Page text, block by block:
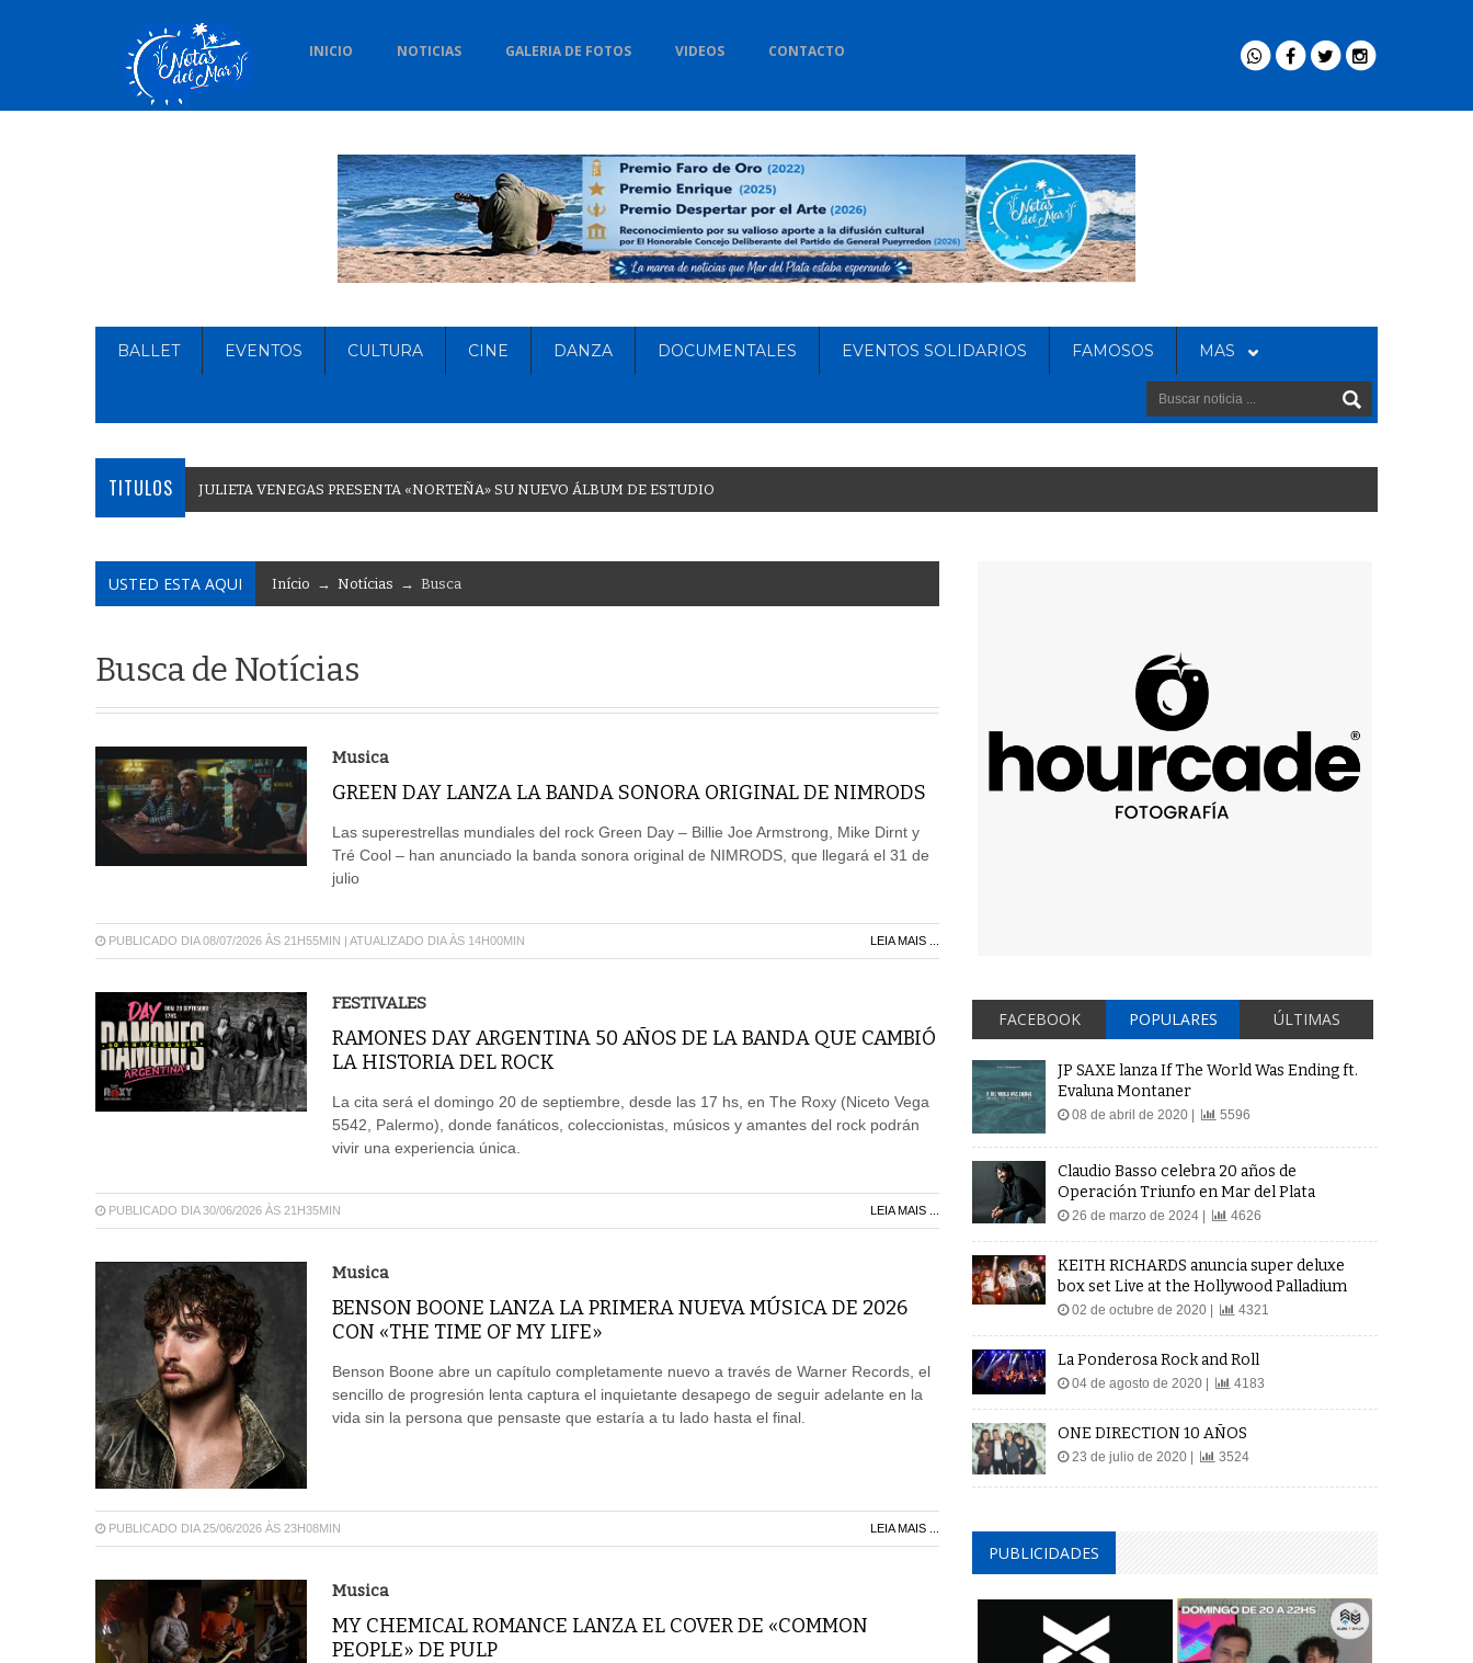
INICIO NOTICIAS GALERIA DE FOTOS VIDEOS CONTACTO
BALLET EVENTOS CULTURA CINE DANZA DOCUMENTALES EVENTOS SOLIDARIOS FAMOSOS MAS
TITULOS JULIETA VENEGAS PRESENTA «NORTEÑA» SU NUEVO ÁLBUM DE ESTUDIO
USTED ESTA AQUI Início → Notícias → Busca
Busca de Notícias
Musica
GREEN DAY LANZA LA BANDA SONORA ORIGINAL DE NIMRODS
Las superestrellas mundiales del rock Green Day – Billie Joe Armstrong, Mike Dirnt y
Tré Cool – han anunciado la banda sonora original de NIMRODS, que llegará el 31 de
julio
PUBLICADO DIA 08/07/2026 ÀS 21H55MIN | ATUALIZADO DIA ÀS 14H00MIN LEIA MAIS ...
FESTIVALES
RAMONES DAY ARGENTINA 50 AÑOS DE LA BANDA QUE CAMBIÓ
LA HISTORIA DEL ROCK
La cita será el domingo 20 de septiembre, desde las 17 hs, en The Roxy (Niceto Vega
5542, Palermo), donde fanáticos, coleccionistas, músicos y amantes del rock podrán
vivir una experiencia única.
PUBLICADO DIA 30/06/2026 ÀS 21H35MIN LEIA MAIS ...
Musica
BENSON BOONE LANZA LA PRIMERA NUEVA MÚSICA DE 2026
CON «THE TIME OF MY LIFE»
Benson Boone abre un capítulo completamente nuevo a través de Warner Records, el
sencillo de progresión lenta captura el inquietante desapego de seguir adelante en la
vida sin la persona que pensaste que estaría a tu lado hasta el final.
PUBLICADO DIA 25/06/2026 ÀS 23H08MIN LEIA MAIS ...
Musica
MY CHEMICAL ROMANCE LANZA EL COVER DE «COMMON
PEOPLE» DE PULP
FACEBOOK POPULARES ÚLTIMAS
JP SAXE lanza If The World Was Ending ft.
Evaluna Montaner
08 de abril de 2020 | 5596
Claudio Basso celebra 20 años de
Operación Triunfo en Mar del Plata
26 de marzo de 2024 | 4626
KEITH RICHARDS anuncia super deluxe
box set Live at the Hollywood Palladium
02 de octubre de 2020 | 4321
La Ponderosa Rock and Roll
04 de agosto de 2020 | 4183
ONE DIRECTION 10 AÑOS
23 de julio de 2020 | 3524
PUBLICIDADES